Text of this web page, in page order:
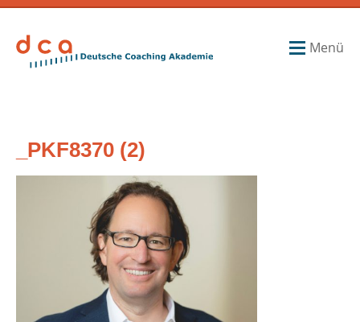
Menü
_PKF8370 (2)